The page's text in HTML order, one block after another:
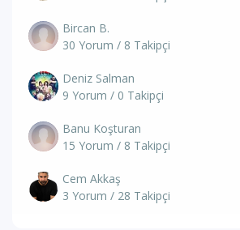
Bircan B.
30 Yorum / 8 Takipçi
Deniz Salman
9 Yorum / 0 Takipçi
Banu Koşturan
15 Yorum / 8 Takipçi
Cem Akkaş
3 Yorum / 28 Takipçi